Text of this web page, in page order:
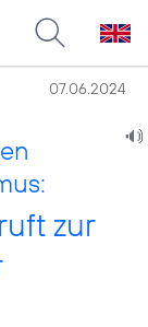
07.06.2024
zur